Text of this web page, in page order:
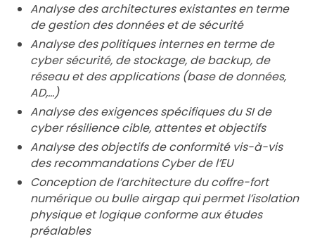
Analyse des architectures existantes en terme
de gestion des données et de sécurité
Analyse des politiques internes en terme de
cyber sécurité, de stockage, de backup, de
réseau et des applications (base de données,
AD,…)
Analyse des exigences spécifiques du SI de
cyber résilience cible, attentes et objectifs
Analyse des objectifs de conformité vis-à-vis
des recommandations Cyber de l’EU
Conception de l’architecture du coffre-fort
numérique ou bulle airgap qui permet l’isolation
physique et logique conforme aux études
préalables